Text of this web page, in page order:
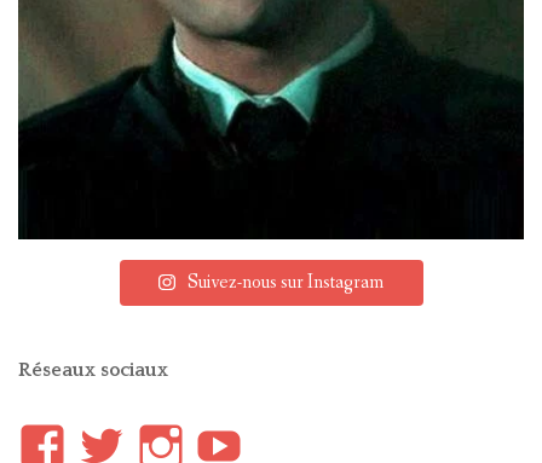
Suivez-nous sur Instagram
Réseaux sociaux
VoirVoirVoir